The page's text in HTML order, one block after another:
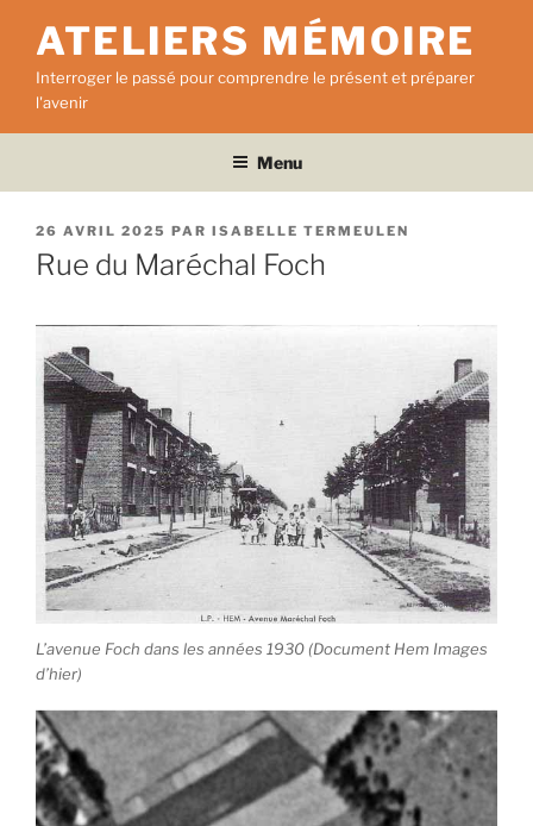
contenu
principal
ATELIERS MÉMOIRE
Interroger le passé pour comprendre le présent et préparer
l'avenir
Menu
PUBLIÉ
LE
26 AVRIL 2025 PAR ISABELLE TERMEULEN
Rue du Maréchal Foch
L’avenue Foch dans les années 1930 (Document Hem Images
d’hier)